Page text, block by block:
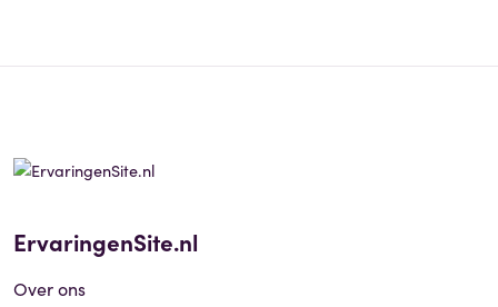
ErvaringenSite.nl
Over ons